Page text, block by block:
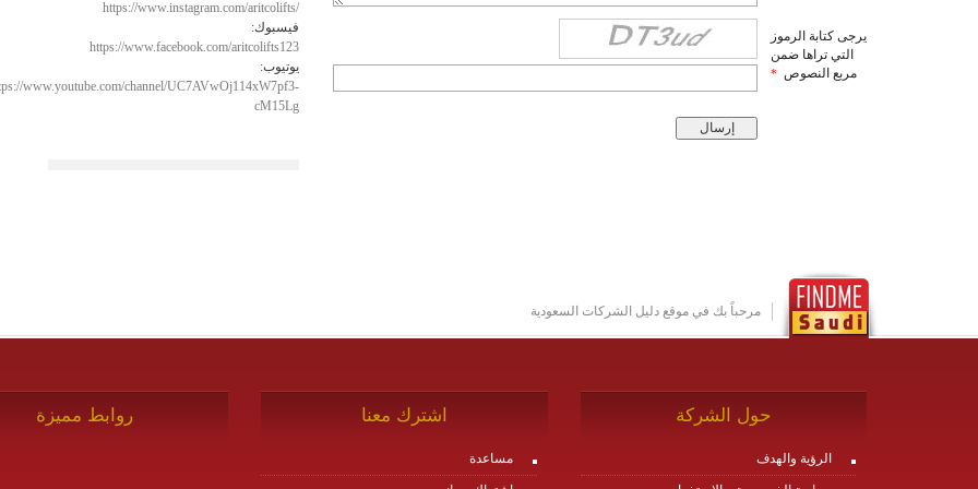
يرجى كتابة الرموز
التي تراها ضمن
مربع النصوص *
https://www.instagram.com/aritcolifts/
فيسبوك:
https://www.facebook.com/aritcolifts123
يوتيوب:
www.youtube.com/channel/UC7AVwOj114xW7pf3-
cM15Lg
مرحباً بك في موقع دليل الشركات السعودية
حول الشركة
الرؤية والهدف
اشترك معنا
مساعدة
روابط مميزة